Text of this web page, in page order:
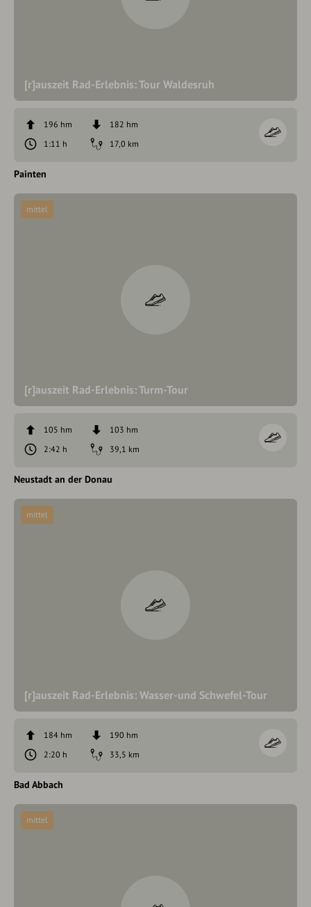
[r]auszeit Rad-Erlebnis: Tour Waldesruh
196 hm
182 hm
1:11 h
17,0 km
Painten
[r]auszeit Rad-Erlebnis: Turm-Tour
mittel
105 hm
103 hm
2:42 h
39,1 km
Neustadt an der Donau
[r]auszeit Rad-Erlebnis: Wasser-und Schwefel-Tour
mittel
184 hm
190 hm
2:20 h
33,5 km
Bad Abbach
mittel